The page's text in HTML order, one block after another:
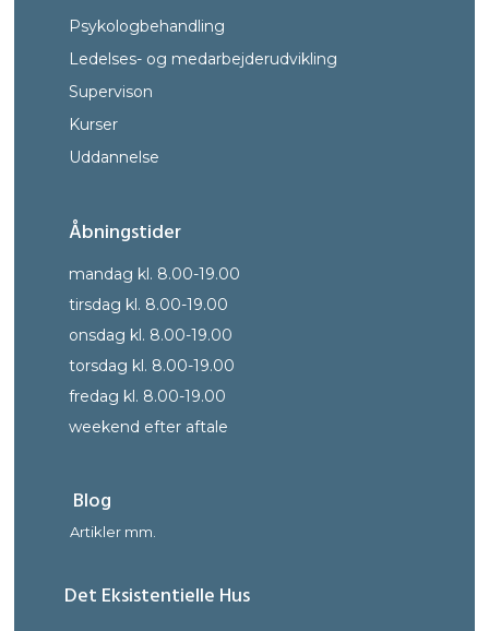
Psykologbehandling
Ledelses- og medarbejderudvikling
Supervison
Kurser
Uddannelse
Åbningstider
mandag kl. 8.00-19.00
tirsdag kl. 8.00-19.00
onsdag kl. 8.00-19.00
torsdag kl. 8.00-19.00
fredag kl. 8.00-19.00
weekend efter aftale
Blog
Artikler mm.
Det Eksistentielle Hus